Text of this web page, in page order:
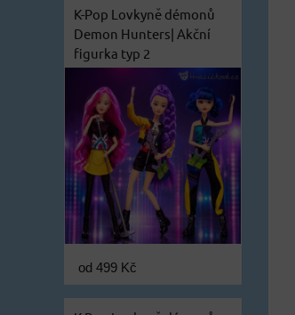
K-Pop Lovkyně démonů
Demon Hunters| Akční
figurka typ 2
od 499 Kč